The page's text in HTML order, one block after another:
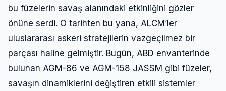
bu füzelerin savaş alanındaki etkinliğini gözler
önüne serdi. O tarihten bu yana, ALCM’ler
uluslararası askeri stratejilerin vazgeçilmez bir
parçası haline gelmiştir. Bugün, ABD envanterinde
bulunan AGM-86 ve AGM-158 JASSM gibi füzeler,
savaşın dinamiklerini değiştiren etkili sistemler